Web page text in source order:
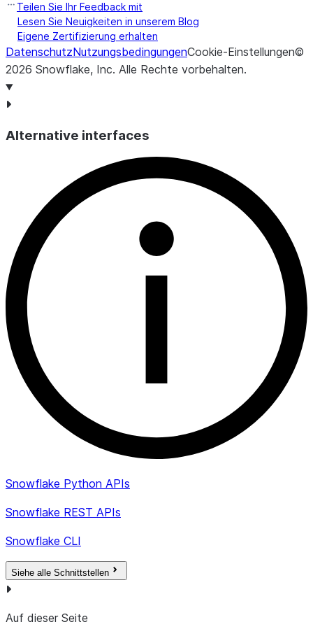
Teilen Sie Ihr Feedback mit
Lesen Sie Neuigkeiten in unserem Blog
Eigene Zertifizierung erhalten
DatenschutzNutzungsbedingungenCookie-Einstellungen©
2026 Snowflake, Inc. Alle Rechte vorbehalten.
Alternative interfaces
Snowflake Python APIs
Snowflake REST APIs
Snowflake CLI
Siehe alle Schnittstellen
Auf dieser Seite